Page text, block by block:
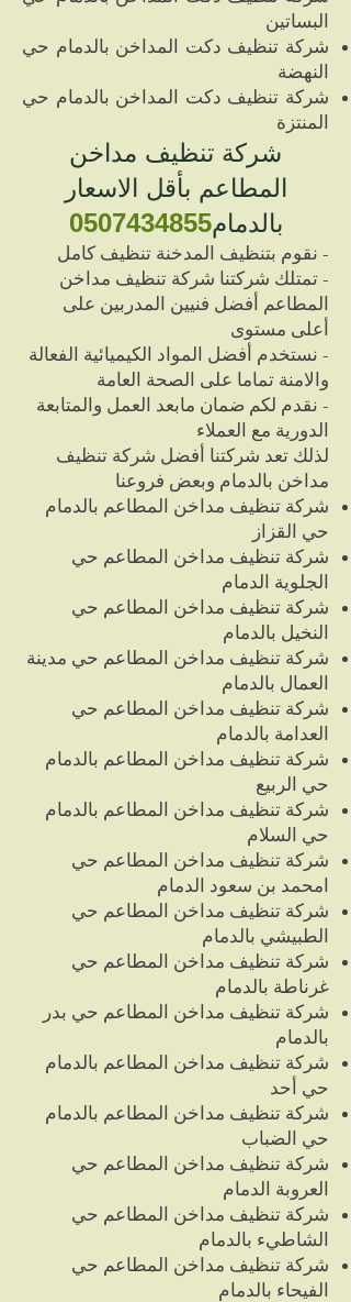
البساتين
شركة تنظيف دكت المداخن بالدمام حي
النهضة
شركة تنظيف دكت المداخن بالدمام حي
المنتزة
شركة تنظيف مداخن
المطاعم بأقل الاسعار
بالدمام0507434855
- نقوم بتنظيف المدخنة تنظيف كامل
- تمتلك شركتنا شركة تنظيف مداخن
المطاعم أفضل فنيين المدربين على
أعلى مستوى
- نستخدم أفضل المواد الكيميائية الفعالة
والامنة تماما على الصحة العامة
- نقدم لكم ضمان مابعد العمل والمتابعة
الدورية مع العملاء
لذلك تعد شركتنا أفضل شركة تنظيف
مداخن بالدمام وبعض فروعنا
شركة تنظيف مداخن المطاعم بالدمام
حي القزاز
شركة تنظيف مداخن المطاعم حي
الجلوية الدمام
شركة تنظيف مداخن المطاعم حي
النخيل بالدمام
شركة تنظيف مداخن المطاعم حي مدينة
العمال بالدمام
شركة تنظيف مداخن المطاعم حي
العدامة بالدمام
شركة تنظيف مداخن المطاعم بالدمام
حي الربيع
شركة تنظيف مداخن المطاعم بالدمام
حي السلام
شركة تنظيف مداخن المطاعم حي
امحمد بن سعود الدمام
شركة تنظيف مداخن المطاعم حي
الطبيشي بالدمام
شركة تنظيف مداخن المطاعم حي
غرناطة بالدمام
شركة تنظيف مداخن المطاعم حي بدر
بالدمام
شركة تنظيف مداخن المطاعم بالدمام
حي أحد
شركة تنظيف مداخن المطاعم بالدمام
حي الضباب
شركة تنظيف مداخن المطاعم حي
العروبة الدمام
شركة تنظيف مداخن المطاعم حي
الشاطيء بالدمام
شركة تنظيف مداخن المطاعم حي
الفيحاء بالدمام